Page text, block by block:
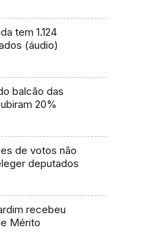
tem 1.124
(áudio)
balcão das
20%
de votos não
deputados
recebeu
Mérito